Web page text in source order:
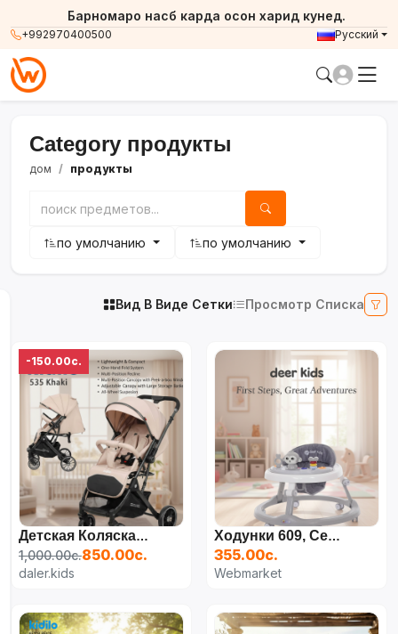
+992970400500
Барномаро насб карда осон харид кунед.
Русский
Category продукты
дом продукты
по умолчанию по умолчанию
Вид В Виде Сетки Просмотр Списка
-150.00с.
Детская Коляска Kidilo 535 (цвет Хаки)
1,000.00с.850.00с.
daler.kids
Ходунки 609, Серый
355.00с.
Webmarket